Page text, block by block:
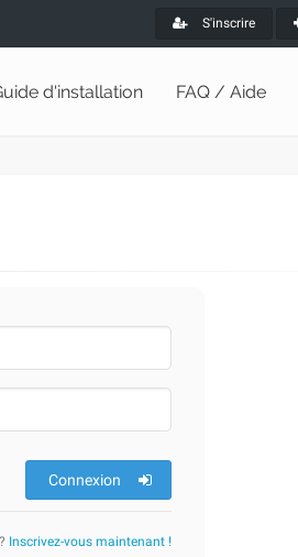
S'inscrire
d'installation FAQ / Aide
Connexion
Inscrivez-vous maintenant !